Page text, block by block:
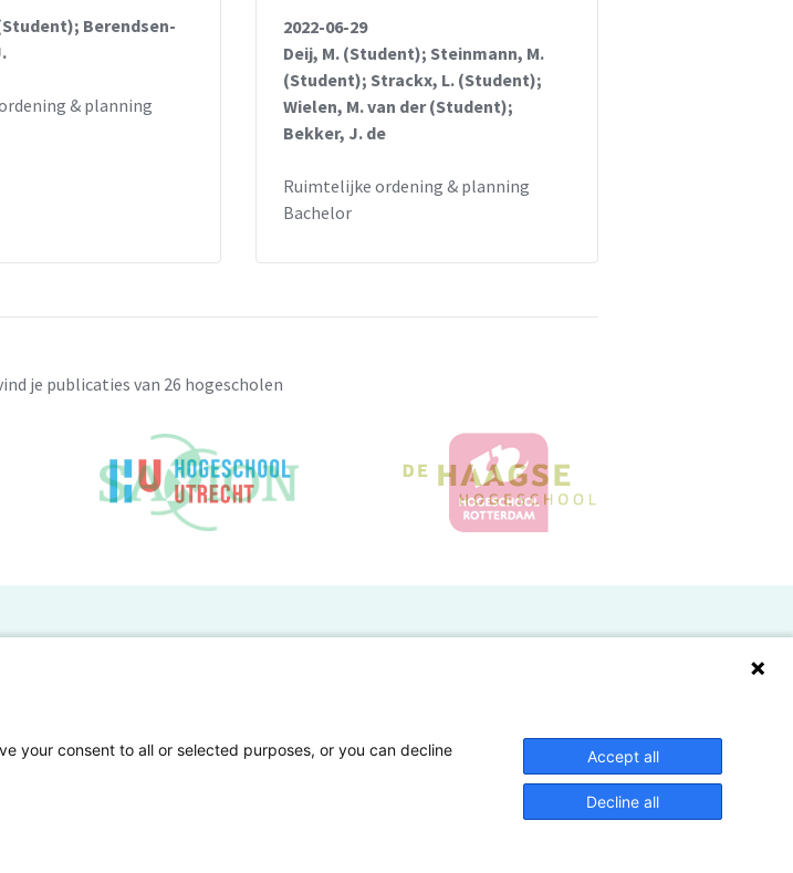
Berendsen-
& planning
2022-06-29
Deij, M. (Student); Steinmann, M.
(Student); Strackx, L. (Student);
Wielen, M. van der (Student);
Bekker, J. de
Ruimtelijke ordening & planning
Bachelor
je publicaties van 26 hogescholen
Veelgestelde vragen
Lectoren en onderzoekers
your consent to all or selected purposes, or you can decline
Accept all
Decline all